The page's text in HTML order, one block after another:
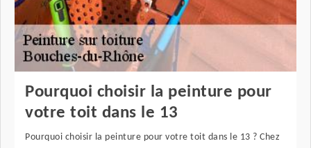
Pourquoi choisir la peinture pour
votre toit dans le 13
Pourquoi choisir la peinture pour votre toit dans le 13 ? Chez